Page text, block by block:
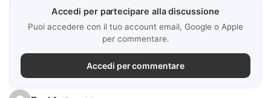
Accedi per partecipare alla discussione
Puoi accedere con il tuo account email, Google o Apple
per commentare.
Accedi per commentare